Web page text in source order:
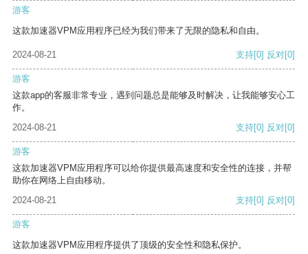
游客
这款加速器VPM应用程序已经为我们带来了无限的隐私和自由。
2024-08-21 支持[0] 反对[0]
游客
这款app的客服非常专业，遇到问题总是能够及时解决，让我能够安心工
作。
2024-08-21
支持[0] 反对[0]
游客
这款加速器VPM应用程序可以给你提供最高速度和安全性的连接，并帮
助你在网络上自由移动。
2024-08-21
支持[0] 反对[0]
游客
这款加速器VPM应用程序提供了顶级的安全性和隐私保护。